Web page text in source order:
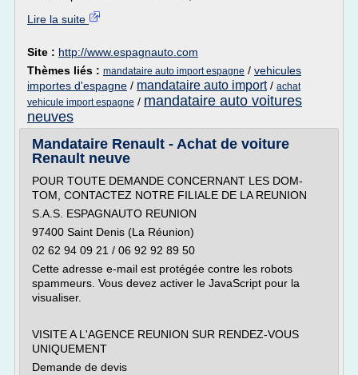
Lire la suite
Site : http://www.espagnauto.com
Thèmes liés : mandataire auto import espagne / vehicules
importes d'espagne / mandataire auto import/ achat
vehicule import espagne / mandataire auto voitures
neuves
Mandataire Renault - Achat de voiture
Renault neuve
POUR TOUTE DEMANDE CONCERNANT LES DOM-
TOM, CONTACTEZ NOTRE FILIALE DE LA REUNION
S.A.S. ESPAGNAUTO REUNION
97400 Saint Denis (La Réunion)
02 62 94 09 21 / 06 92 92 89 50
Cette adresse e-mail est protégée contre les robots
spammeurs. Vous devez activer le JavaScript pour la
visualiser.
VISITE A L'AGENCE REUNION SUR RENDEZ-VOUS
UNIQUEMENT
Demande de devis